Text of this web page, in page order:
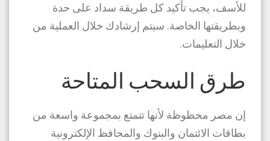
للأسف، يجب تأكيد كل طريقة سداد على حدة
وبطريقتها الخاصة. سيتم إرشادك خلال العملية من
خلال التعليمات.
طرق السحب المتاحة
إن مصر محظوظة لأنها تتمتع بمجموعة واسعة من
بطاقات الائتمان والبنوك والمحافظ الإلكترونية